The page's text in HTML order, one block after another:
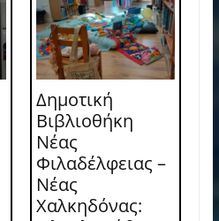
Δημοτική
Βιβλιοθήκη
Νέας
Φιλαδέλφειας –
Νέας
Χαλκηδόνας: